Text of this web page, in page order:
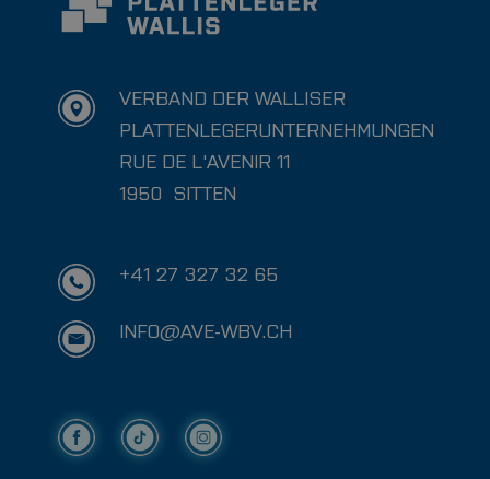
VERBAND DER WALLISER
PLATTENLEGERUNTERNEHMUNGEN
RUE DE L'AVENIR 11
1950 SITTEN
+41 27 327 32 65
INFO@AVE-WBV.CH